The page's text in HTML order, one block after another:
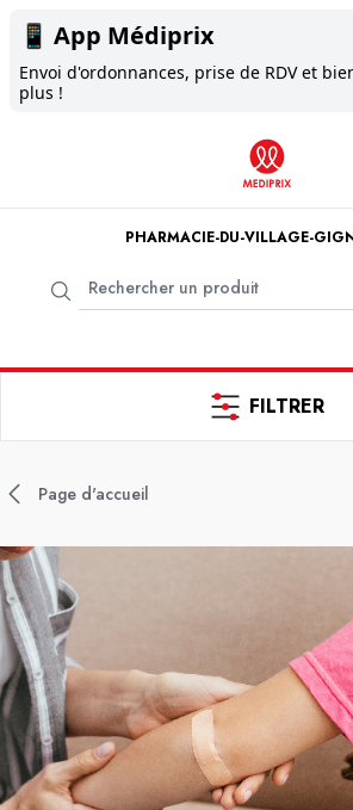
📱 App Médiprix
Envoi d'ordonnances, prise de RDV et
plus !
PHARMACIE-DU-VILLAGE-
FILTRER
Page d'accueil